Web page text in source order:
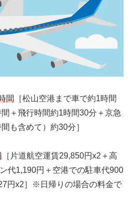
間 ［松山空港まで車で約1時間
＋飛行時間約1時間30分＋京急
間も含めて）約30分］
［片道航空運賃29,850円x2＋高
代1,190円＋空港での駐車代900
円x2］※日帰りの場合の料金で